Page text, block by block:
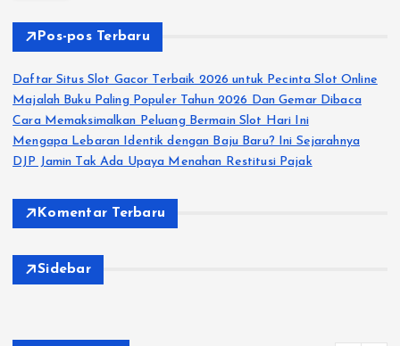
t
u
k
:
Pos-pos Terbaru
Daftar Situs Slot Gacor Terbaik 2026 untuk Pecinta Slot Online
Majalah Buku Paling Populer Tahun 2026 Dan Gemar Dibaca
Cara Memaksimalkan Peluang Bermain Slot Hari Ini
Mengapa Lebaran Identik dengan Baju Baru? Ini Sejarahnya
DJP Jamin Tak Ada Upaya Menahan Restitusi Pajak
Komentar Terbaru
Sidebar